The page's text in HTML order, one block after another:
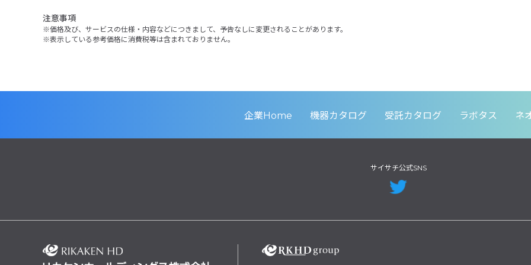
注意事項
価格及び、サービスの仕様・内容などにつきまして、予告なしに変更されることがあります。
表示している参考価格に消費税等は含まれておりません。
企業Home 機器カタログ 受託カタログ ラボタス ネ
サイサチ公式SNS